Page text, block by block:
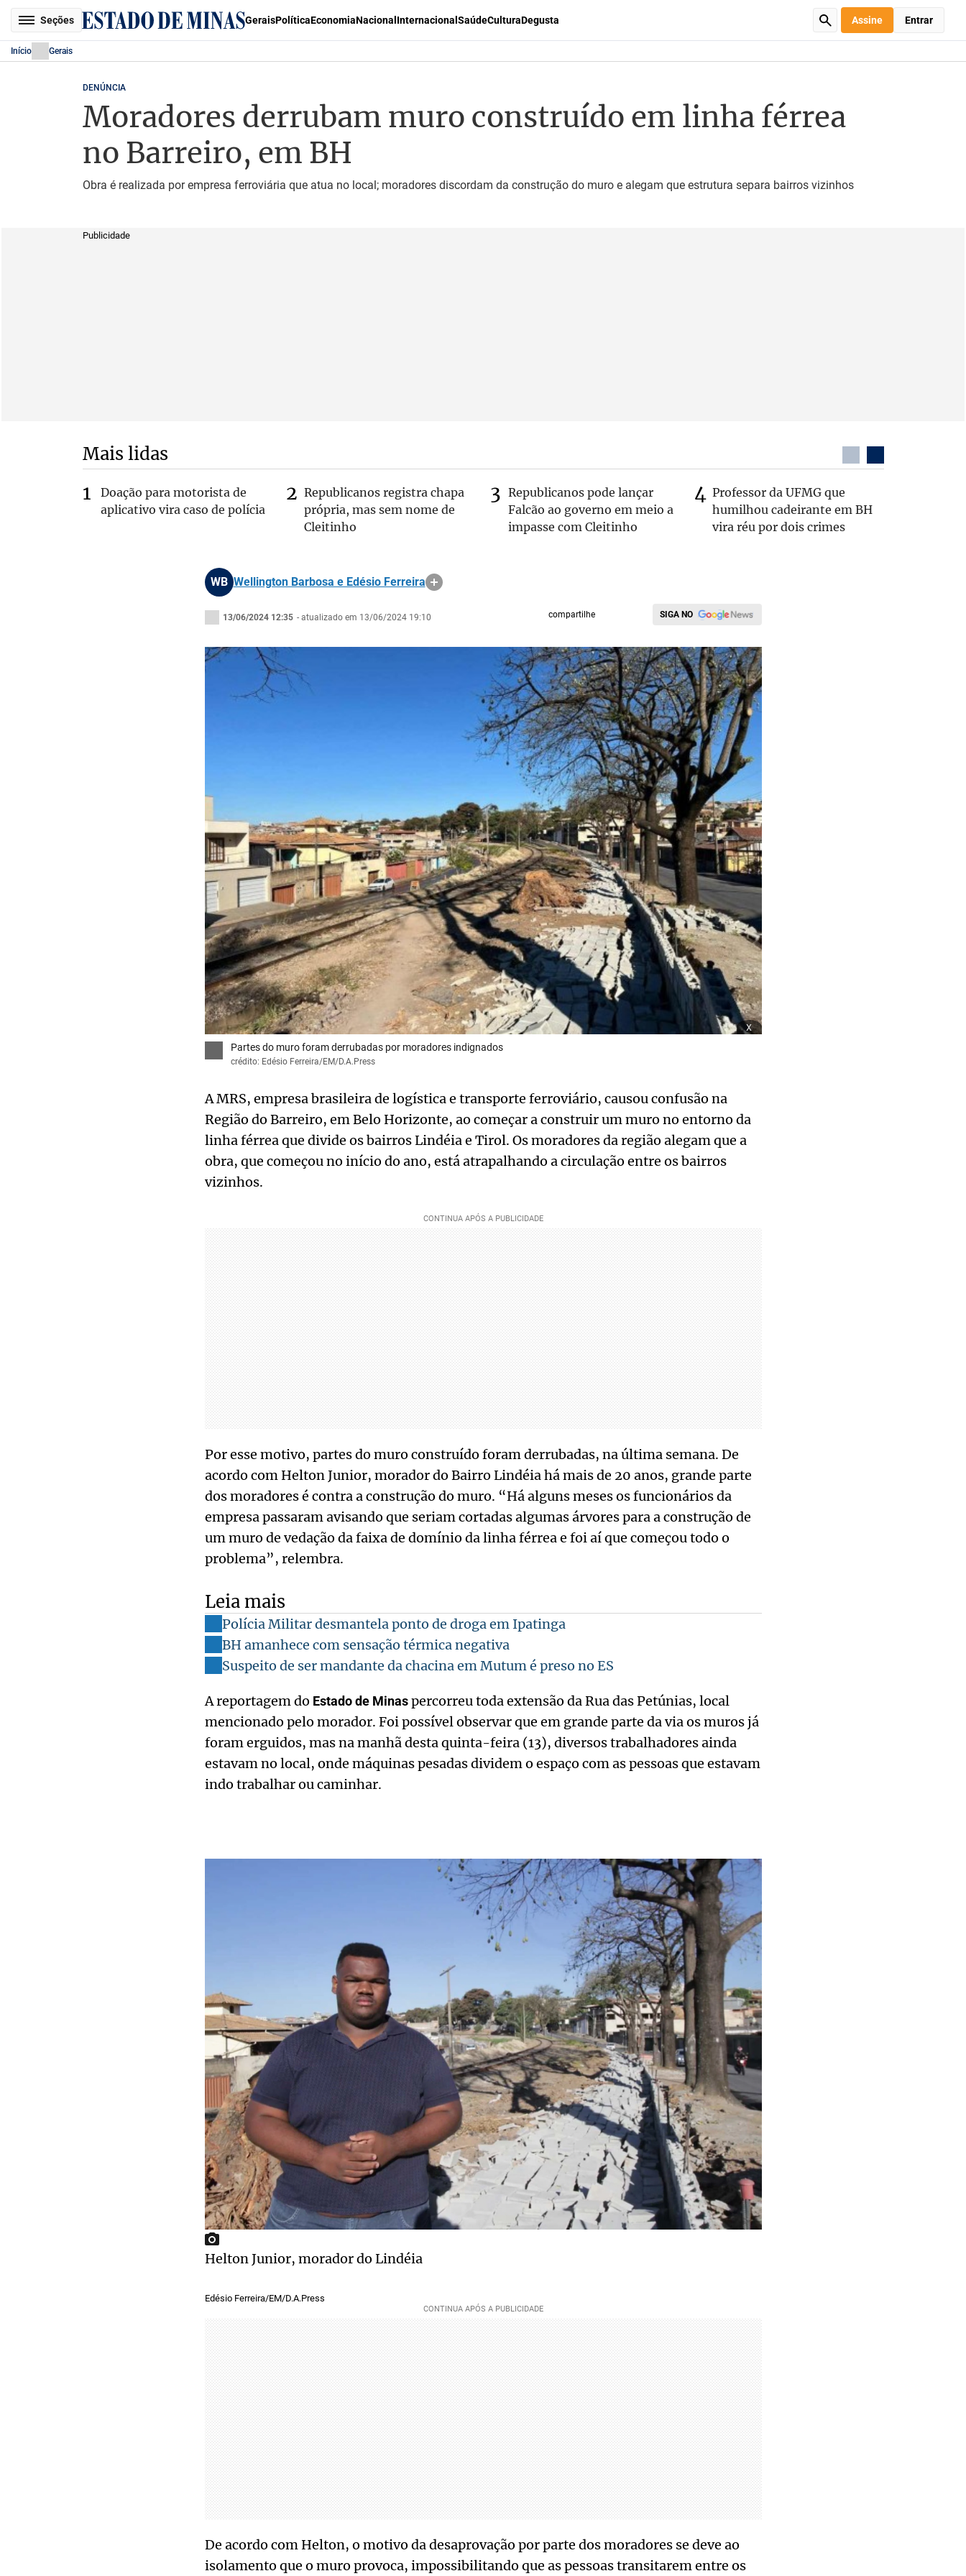
Seções GeraisPolíticaEconomiaNacional Internacional SaúdeCulturaDegusta Assine Entrar
Início Gerais
DENÚNCIA
Moradores derrubam muro construído em linha férrea
no Barreiro, em BH
Obra é realizada por empresa ferroviária que atua no local; moradores discordam da construção do muro e alegam que estrutura separa bairros vizinhos
Publicidade
Mais lidas
Doação para motorista de
aplicativo vira caso de polícia
Republicanos registra chapa
própria, mas sem nome de
Cleitinho
Republicanos pode lançar
Falcão ao governo em meio a
impasse com Cleitinho
Professor da UFMG que
humilhou cadeirante em BH
vira réu por dois crimes
WB Wellington Barbosa e Edésio Ferreira
13/06/2024 12:35 - atualizado em 13/06/2024 19:10 compartilhe SIGA NO
x
Partes do muro foram derrubadas por moradores indignados
crédito: Edésio Ferreira/EM/D.A.Press
A MRS, empresa brasileira de logística e transporte ferroviário, causou confusão na
Região do Barreiro, em Belo Horizonte, ao começar a construir um muro no entorno da
linha férrea que divide os bairros Lindéia e Tirol. Os moradores da região alegam que a
obra, que começou no início do ano, está atrapalhando a circulação entre os bairros
vizinhos.
Por esse motivo, partes do muro construído foram derrubadas, na última semana. De
acordo com Helton Junior, morador do Bairro Lindéia há mais de 20 anos, grande parte
dos moradores é contra a construção do muro. “Há alguns meses os funcionários da
empresa passaram avisando que seriam cortadas algumas árvores para a construção de
um muro de vedação da faixa de domínio da linha férrea e foi aí que começou todo o
problema”, relembra.
Leia mais
Polícia Militar desmantela ponto de droga em Ipatinga
BH amanhece com sensação térmica negativa
Suspeito de ser mandante da chacina em Mutum é preso no ES
A reportagem do Estado de Minaspercorreu toda extensão da Rua das Petúnias, local
mencionado pelo morador. Foi possível observar que em grande parte da via os muros já
foram erguidos, mas na manhã desta quinta-feira (13), diversos trabalhadores ainda
estavam no local, onde máquinas pesadas dividem o espaço com as pessoas que estavam
indo trabalhar ou caminhar.
Helton Junior, morador do Lindéia
Edésio Ferreira/EM/D.A.Press
De acordo com Helton, o motivo da desaprovação por parte dos moradores se deve ao
isolamento que o muro provoca, impossibilitando que as pessoas transitarem entre os